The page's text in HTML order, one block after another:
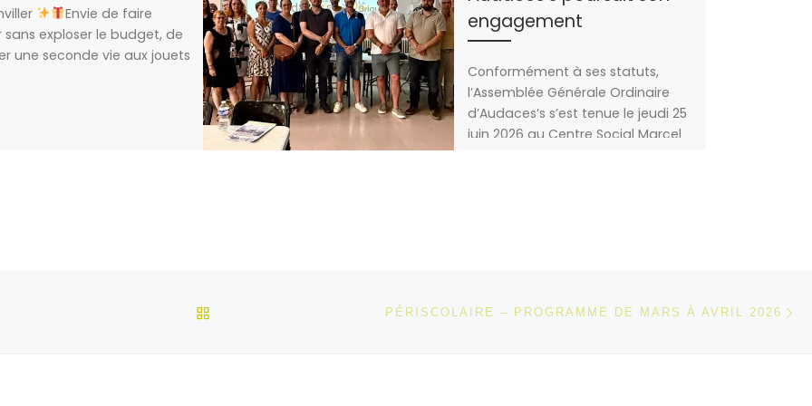
Envie de faire
sans exploser le budget, de
une seconde vie aux jouets
engagement
Conformément à ses statuts,
l’Assemblée Générale Ordinaire
d’Audaces’s s’est tenue le jeudi 25
juin 2026 au Centre Social Marcel
RETOUR À LA LISTE DES ARTICLESPÉRISCOLAIRE – PROGRAMME DE MARS À AVRIL 2026